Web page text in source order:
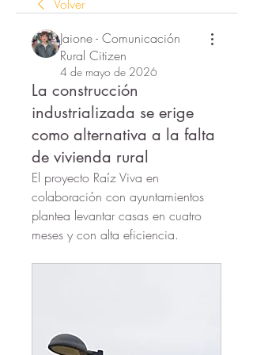
Volver
Jaione - Comunicación
Rural Citizen
4 de mayo de 2026
La construcción
industrializada se erige
como alternativa a la falta
de vivienda rural
El proyecto Raíz Viva en
colaboración con ayuntamientos
plantea levantar casas en cuatro
meses y con alta eficiencia.